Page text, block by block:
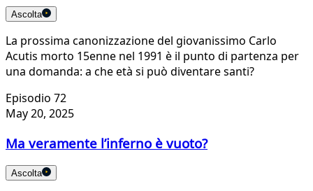
Ascolta
La prossima canonizzazione del giovanissimo Carlo
Acutis morto 15enne nel 1991 è il punto di partenza per
una domanda: a che età si può diventare santi?
Episodio 72
May 20, 2025
Ma veramente l’inferno è vuoto?
Ascolta